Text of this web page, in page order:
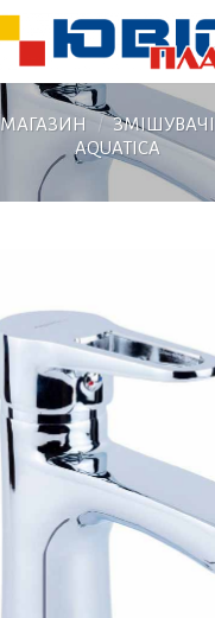
МАГАЗИН / ЗМІШУВАЧІ
AQUATICA